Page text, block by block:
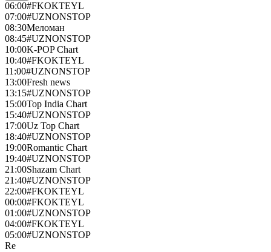
06:00#FKOKTEYL
07:00#UZNONSTOP
08:30Меломан
08:45#UZNONSTOP
10:00K-POP Chart
10:40#FKOKTEYL
11:00#UZNONSTOP
13:00Fresh news
13:15#UZNONSTOP
15:00Top India Chart
15:40#UZNONSTOP
17:00Uz Top Chart
18:40#UZNONSTOP
19:00Romantic Chart
19:40#UZNONSTOP
21:00Shazam Chart
21:40#UZNONSTOP
22:00#FKOKTEYL
00:00#FKOKTEYL
01:00#UZNONSTOP
04:00#FKOKTEYL
05:00#UZNONSTOP
Re